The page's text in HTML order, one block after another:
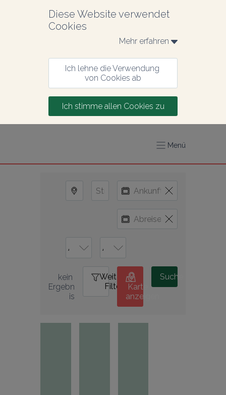
Diese Website verwendet
Cookies
Mehr erfahren
Ich lehne die Verwendung
von Cookies ab
Ich stimme allen Cookies zu
Menü
kein
Ergebn
is
Weitere
Filter
0
Karte
anzeigen
Suche